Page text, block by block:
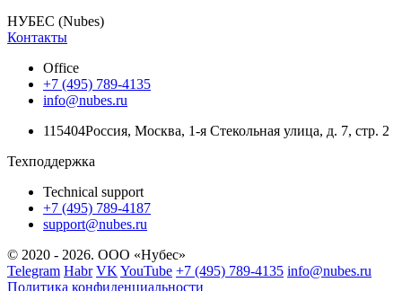
НУБЕС (Nubes)
Контакты
Office
+7 (495) 789-4135
info@nubes.ru
115404Россия, Москва, 1-я Стекольная улица, д. 7, стр. 2
Техподдержка
Technical support
+7 (495) 789-4187
support@nubes.ru
© 2020 - 2026. ООО «Нубес»
Telegram Habr VKYouTube +7 (495) 789-4135 info@nubes.ru
Политика конфиденциальности